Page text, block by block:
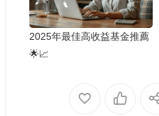
2025年最佳高收益基金推薦
🌟📈